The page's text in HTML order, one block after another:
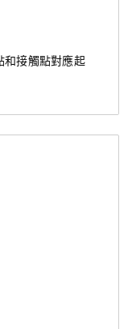
和接觸點對應起